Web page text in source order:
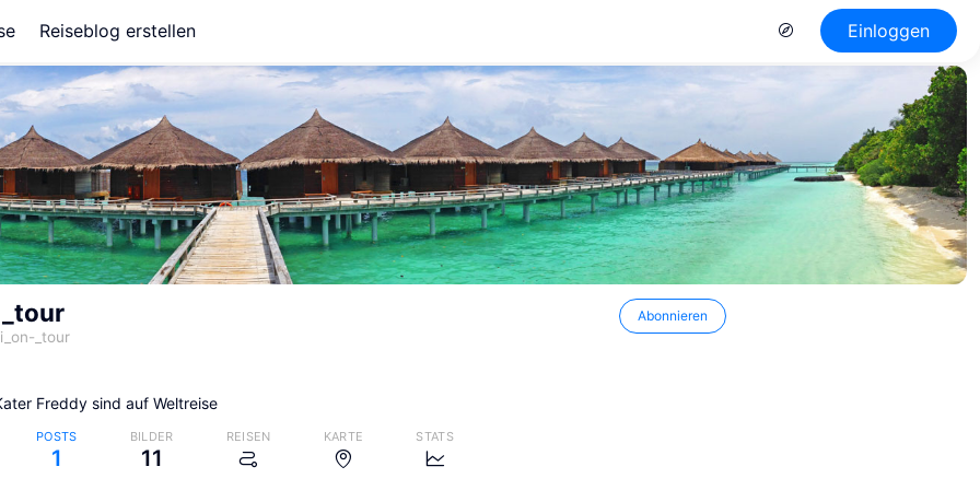
Reiseblog erstellen Einloggen
_tour
Abonnieren
Freddy sind auf Weltreise
POSTS
1
BILDER
11
REISEN KARTE STATS